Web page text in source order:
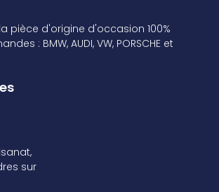
pièce d'origine d'occasion 100%
: BMW, AUDI, VW, PORSCHE et
sur